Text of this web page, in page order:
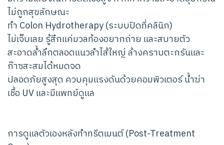
ไม่ถูกสุขลักษณะ
ทำ Colon Hydrotherapy (ระบบปิดที่คลินิก)
ไม่เจ็บเลย รู้สึกแค่มวลท้องอยากถ่าย และสบายตัว
สะอาดล้ำลึกตลอดแนวลำไส้ใหญ่ ล้างคราบตะกรันและ
ก๊าซสะสมได้หมดจด
ปลอดภัยสูงสุด ควบคุมแรงดันด้วยคอมพิวเตอร์ น้ำฆ่า
เชื้อ UV และมีแพทย์ดูแล
การดูแลตัวเองหลังทำทรีตเมนต์ (Post-Treatment